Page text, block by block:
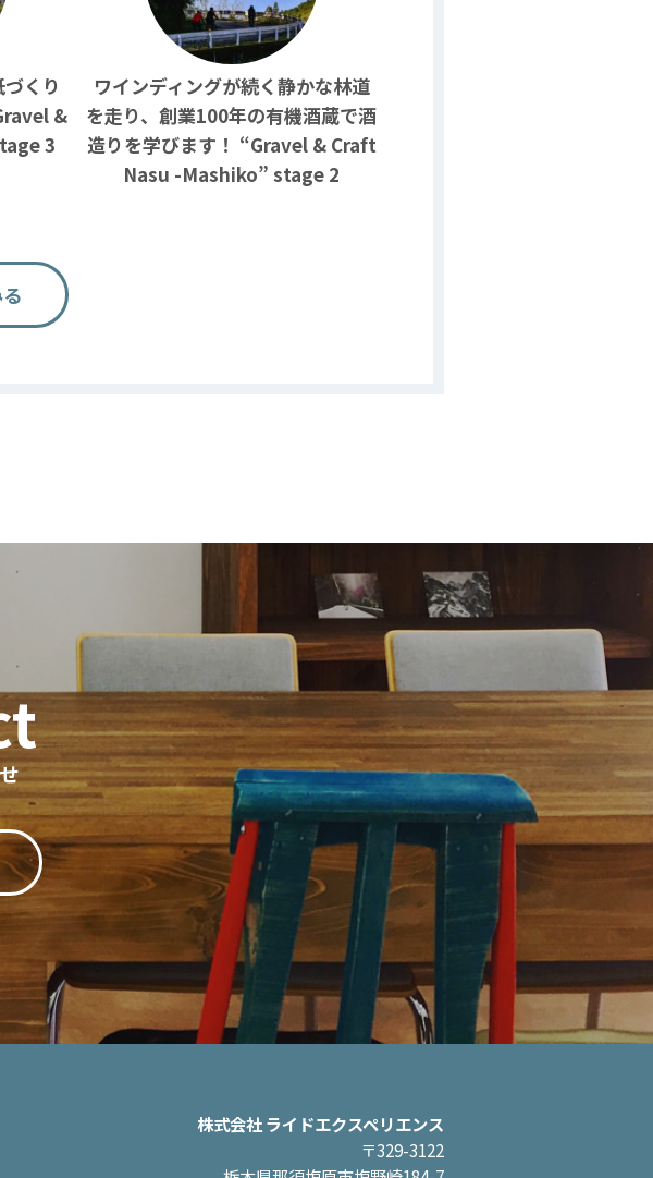
くり
&
3
ワインディングが続く静かな林道
を走り、創業100年の有機酒蔵で酒
造りを学びます！ “Gravel & Craft
Nasu -Mashiko” stage 2
株式会社 ライドエクスペリエンス
〒329-3122